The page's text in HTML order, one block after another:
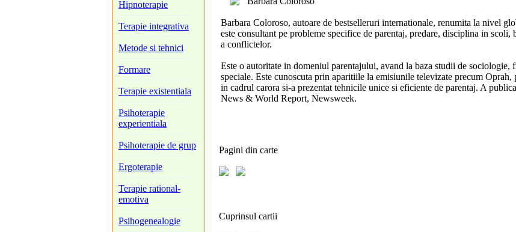
Hipnoterapie
Terapie integrativa
Metode si tehnici
Formare
Terapie existentiala
Psihoterapie
experientiala
Psihoterapie de grup
Ergoterapie
Terapie rational-
emotiva
Psihogenealogie
Barbara Coloroso, autoare de bestselleruri internationale, renumita la nivel
este consultant pe probleme specifice de parentaj, predare, disciplina in
a conflictelor.
Este o autoritate in domeniul parentajului, avand la baza studii de sociologie,
speciale. Este cunoscuta prin aparitiile la emisiunile televizate precum
in cadrul carora si-a prezentat tehnicile unice si eficiente de parentaj. A
News & World Report, Newsweek.
Pagini din carte
Cuprinsul cartii